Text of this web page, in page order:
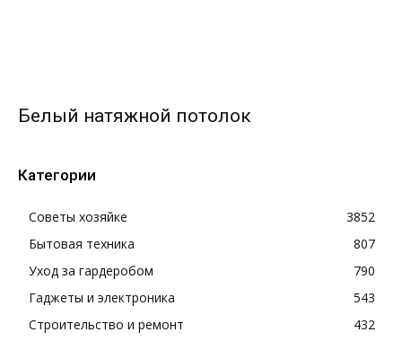
Белый натяжной потолок
Категории
Советы хозяйке
3852
Бытовая техника
807
Уход за гардеробом
790
Гаджеты и электроника
543
Строительство и ремонт
432